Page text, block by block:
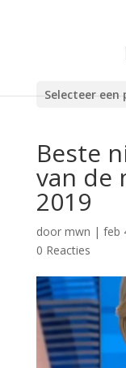
Selecteer een
Beste
van de
2019
door mwn | feb
0 Reacties